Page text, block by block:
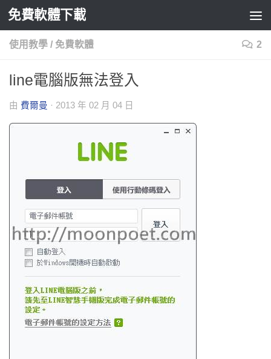
Skip to content
免費軟體下載
使用教學 / 免費軟體 2
line電腦版無法登入
由 費爾曼 · 2013 年 02 月 04 日